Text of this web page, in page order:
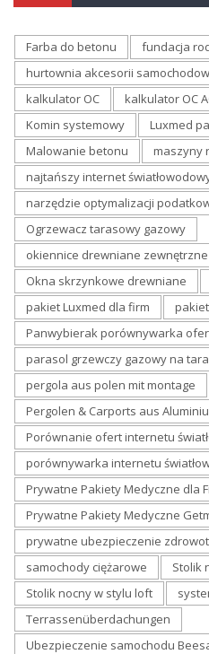
Farba do betonu
fundacja
hurtownia akcesorii
kalkulator OC
kalkulator OC
Komin systemowy
Luxmed
Malowanie betonu
maszyny
najtańszy internet
narzędzie optymalizacji
Ogrzewacz tarasowy gazowy
okiennice drewniane zewnętrzne
Okna skrzynkowe drewniane
pakiet Luxmed dla firm
Panwybierak porównywarka
parasol grzewczy gazowy na
pergola aus polen mit montage
Pergolen & Carports aus
Porównanie ofert internetu
porównywarka internetu
Prywatne Pakiety Medyczne dla
Prywatne Pakiety Medyczne
prywatne ubezpieczenie
samochody ciężarowe
Stolik
Stolik nocny w stylu loft
Terrassenüberdachungen
Ubezpieczenie samochodu